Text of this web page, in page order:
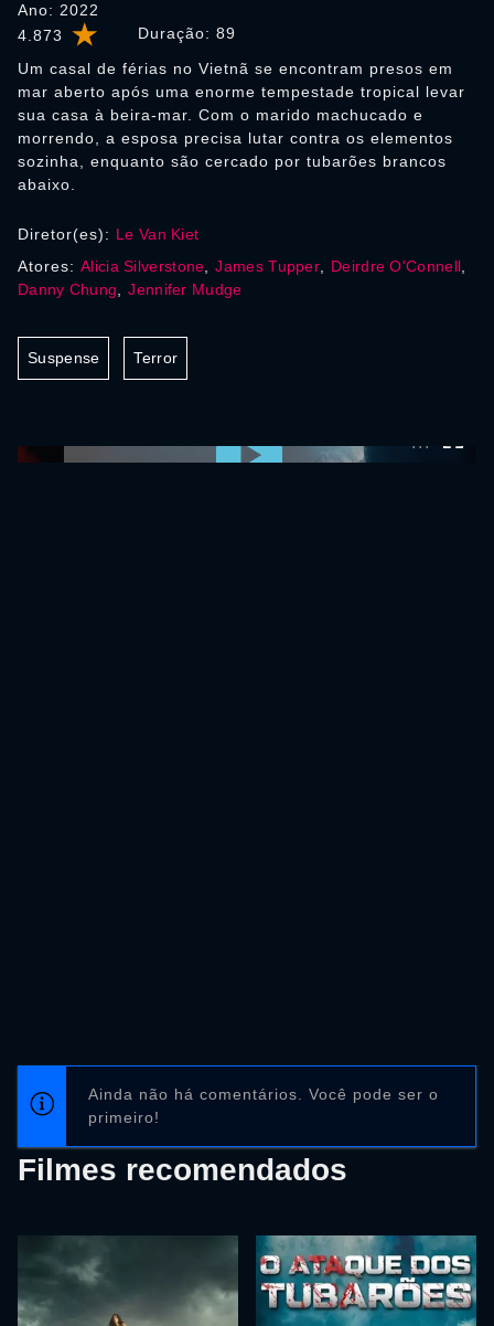
4.873 Duração: 89
Ano: 2022
Um casal de férias no Vietnã se encontram presos em
mar aberto após uma enorme tempestade tropical levar
sua casa à beira-mar. Com o marido machucado e
morrendo, a esposa precisa lutar contra os elementos
sozinha, enquanto são cercado por tubarões brancos
abaixo.
Diretor(es): Le Van Kiet
Atores: Alicia Silverstone ,James Tupper Deirdre O'Connell
Danny Chung ,Jennifer Mudge
Suspense Terror
Ainda não há comentários. Você pode ser o
primeiro!
Filmes recomendados